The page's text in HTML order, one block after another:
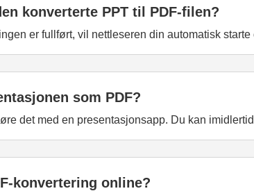
konverterte PPT til PDF-filen?
er fullført, vil nettleseren din automatisk
som PDF?
det med en presentasjonsapp. Du kan
konvertering online?